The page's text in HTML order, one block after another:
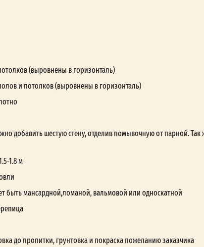
(выровнены в горизонталь)
и потолков (выровнены в горизонталь)
добавить шестую стену, отделив помывочную от парной. Так
1.8 м
быть мансардной,ломаной, вальмовой или односкатной
до пропитки, грунтовка и покраска пожеланию заказчика